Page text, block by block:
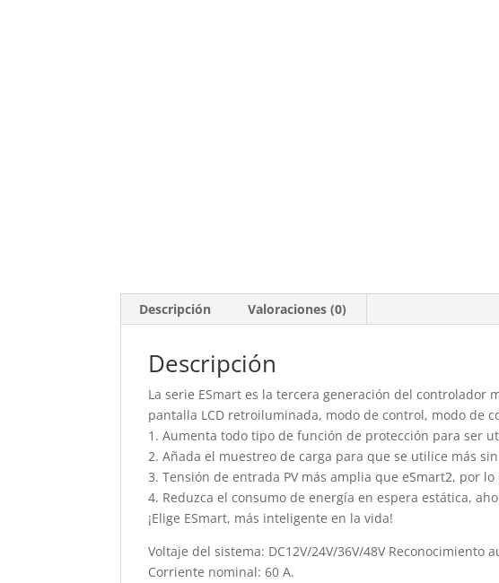
Descripción Valoraciones (0)
Descripción
La serie ESmart es la tercera generación del controlador
pantalla LCD retroiluminada, modo de control, modo de
1. Aumenta todo tipo de función de protección para ser
2. Añada el muestreo de carga para que se utilice más
3. Tensión de entrada PV más amplia que eSmart2, por
4. Reduzca el consumo de energía en espera estática,
¡Elige ESmart, más inteligente en la vida!
Voltaje del sistema: DC12V/24V/36V/48V Reconocimiento
Corriente nominal: 60 A.